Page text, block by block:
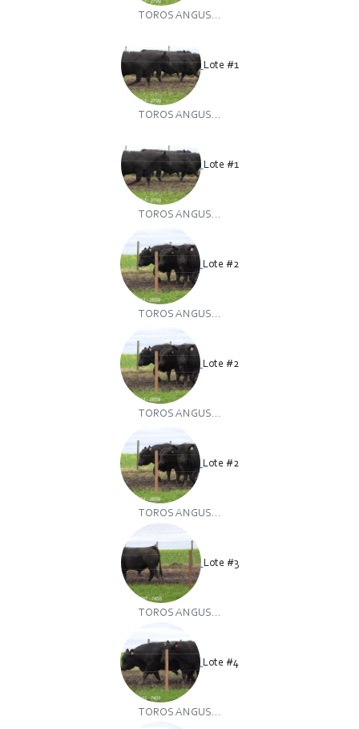
TOROS ANGUS...
Lote #1
TOROS ANGUS...
Lote #1
TOROS ANGUS...
Lote #2
TOROS ANGUS...
Lote #2
TOROS ANGUS...
Lote #2
TOROS ANGUS...
Lote #3
TOROS ANGUS...
Lote #4
TOROS ANGUS...